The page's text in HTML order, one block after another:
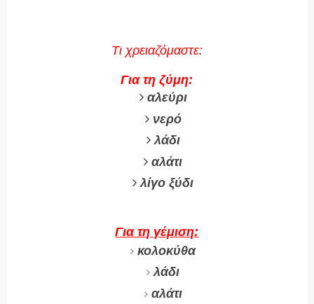
Τι χρειαζόμαστε:
Για τη ζύμη:
αλεύρι
νερό
λάδι
αλάτι
λίγο ξύδι
Για τη γέμιση:
κολοκύθα
λάδι
αλάτι